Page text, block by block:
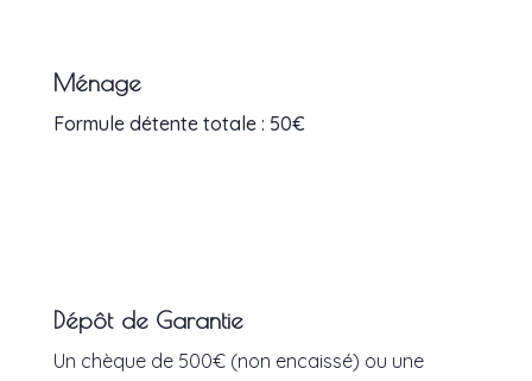
Ménage
Formule détente totale : 50€
Dépôt de Garantie
Un chèque de 500€ (non encaissé) ou une